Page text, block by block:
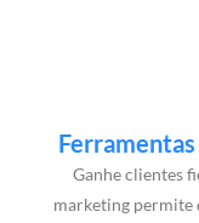
Ganhe clientes
marketing permite